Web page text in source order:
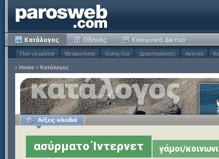
Πού να μείνετε Μετακινήσεις Going Out Δραστηριότητες Ακίνητα
» Home » Κατάλογος
ασύρματο Ίντερνετ γάμοι/